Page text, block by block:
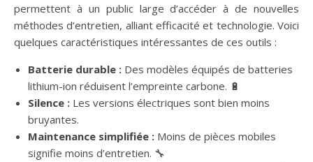
permettent à un public large d’accéder à de nouvelles
méthodes d’entretien, alliant efficacité et technologie. Voici
quelques caractéristiques intéressantes de ces outils :
Batterie durable : Des modèles équipés de batteries
lithium-ion réduisent l’empreinte carbone. 🔋
Silence : Les versions électriques sont bien moins
bruyantes.
Maintenance simplifiée : Moins de pièces mobiles
signifie moins d’entretien. 🔧